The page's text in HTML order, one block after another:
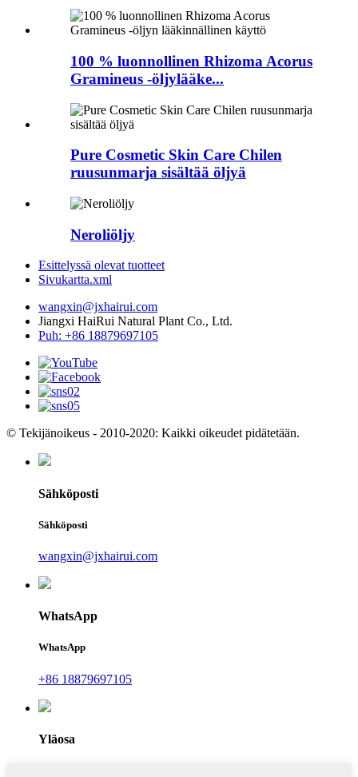
100 % luonnollinen Rhizoma Acorus
Gramineus -öljylääke...
Pure Cosmetic Skin Care Chilen
ruusunmarja sisältää öljyä
Neroliöljy
Esittelyssä olevat tuotteet
Sivukartta.xml
wangxin@jxhairui.com
Jiangxi HaiRui Natural Plant Co., Ltd.
Puh: +86 18879697105
© Tekijänoikeus - 2010-2020: Kaikki oikeudet pidätetään.
Sähköposti
Sähköposti
wangxin@jxhairui.com
WhatsApp
WhatsApp
+86 18879697105
Yläosa